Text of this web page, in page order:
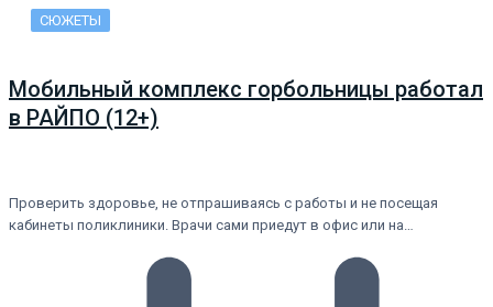
СЮЖЕТЫ
Мобильный комплекс горбольницы работал
в РАЙПО (12+)
Проверить здоровье, не отпрашиваясь с работы и не посещая
кабинеты поликлиники. Врачи сами приедут в офис или на…